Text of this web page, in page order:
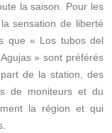
la saison. Pour les
sensation de liberté
que « Los tubos del
» sont préférés
de la station, des
de moniteurs et du
la région et qui